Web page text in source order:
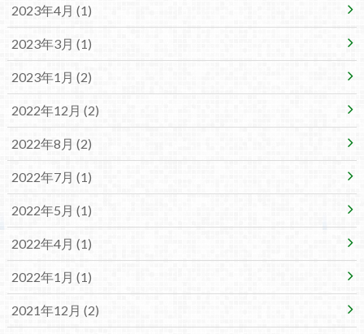
2023年4月 (1)
2023年3月 (1)
2023年1月 (2)
2022年12月 (2)
2022年8月 (2)
2022年7月 (1)
2022年5月 (1)
2022年4月 (1)
2022年1月 (1)
2021年12月 (2)